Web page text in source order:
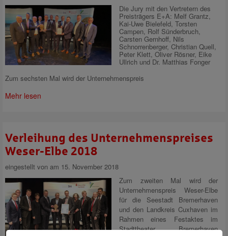
Die Jury mit den Vertretern des
Preisträgers E+A: Melf Grantz,
Kai-Uwe Bielefeld, Torsten
Campen, Rolf Sünderbruch,
Carsten Gernhoff, Nils
Schnorrenberger, Christian Quell,
Peter Klett, Oliver Rösner, Eike
Ullrich und Dr. Matthias Fonger
Zum sechsten Mal wird der Unternehmenspreis
Mehr lesen
Verleihung des Unternehmenspreises
Weser-Elbe 2018
eingestellt von am 15. November 2018
Zum zweiten Mal wird der
Unternehmenspreis Weser-Elbe
für die Seestadt Bremerhaven
und den Landkreis Cuxhaven im
Rahmen eines Festaktes im
Stadttheater Bremerhaven